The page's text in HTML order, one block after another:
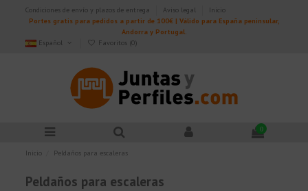
Condiciones de envío y plazos de entrega Aviso legal
Inicio
Portes gratis para pedidos a partir de 100€ | Válido para España peninsular,
Andorra y Portugal.
Español
Favoritos (0)
0
Inicio Peldaños para escaleras
Peldaños para escaleras